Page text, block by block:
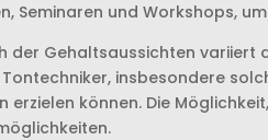
Seminaren und Workshops,
der Gehaltsaussichten variiert
insbesondere
erzielen können. Die